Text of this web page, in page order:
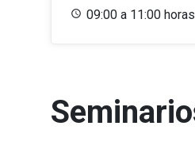
09:00 a 11:00 horas